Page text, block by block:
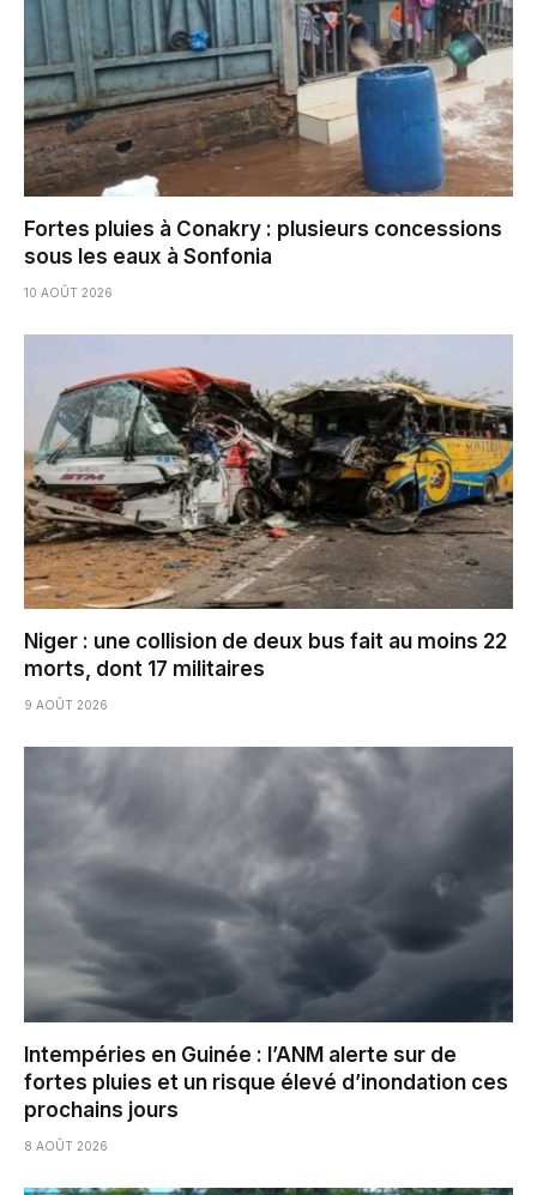
Fortes pluies à Conakry : plusieurs concessions
sous les eaux à Sonfonia
10 AOÛT 2026
Niger : une collision de deux bus fait au moins 22
morts, dont 17 militaires
9 AOÛT 2026
Intempéries en Guinée : l’ANM alerte sur de
fortes pluies et un risque élevé d’inondation ces
prochains jours
8 AOÛT 2026